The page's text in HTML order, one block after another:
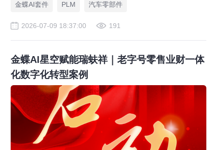
金蝶AI套件
PLM 汽车零部件
2026-07-09 18:37:00 191
金蝶AI星空赋能瑞蚨祥｜老字号零售业财一体
化数字化转型案例